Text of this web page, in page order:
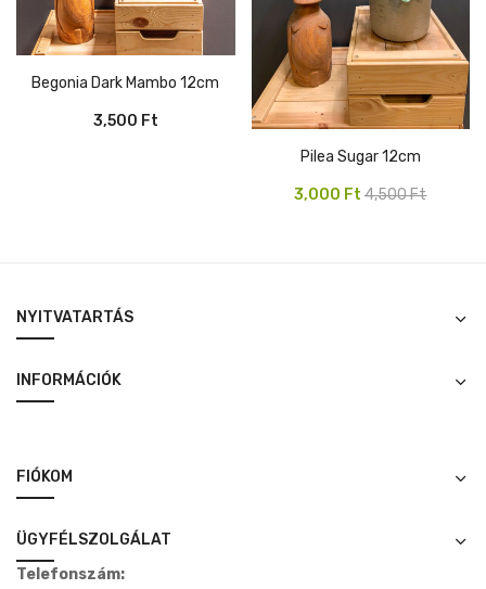
Begonia Dark Mambo 12cm
3,500 Ft
Pilea Sugar 12cm
4,500Ft
Original
3,000 FtCurrent
NYITVATARTÁS
INFORMÁCIÓK
FIÓKOM
ÜGYFÉLSZOLGÁLAT
Telefonszám: